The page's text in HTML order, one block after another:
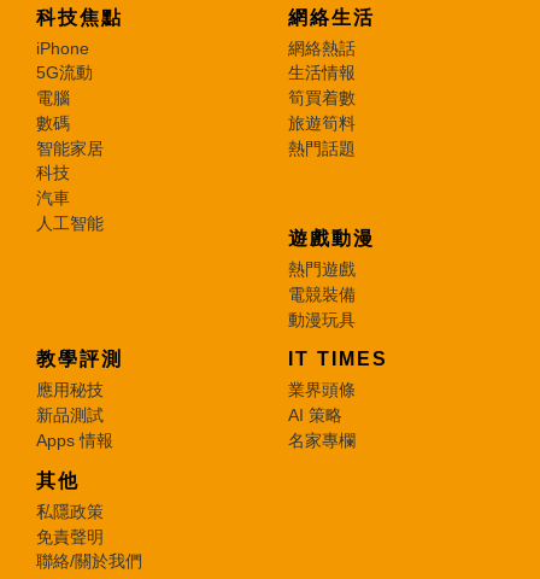
科技焦點
iPhone
5G流動
電腦
數碼
智能家居
科技
汽車
人工智能
網絡生活
網絡熱話
生活情報
筍買着數
旅遊筍料
熱門話題
遊戲動漫
熱門遊戲
電競裝備
動漫玩具
教學評測
應用秘技
新品測試
Apps 情報
IT TIMES
業界頭條
AI 策略
名家專欄
其他
私隱政策
免責聲明
聯絡/關於我們